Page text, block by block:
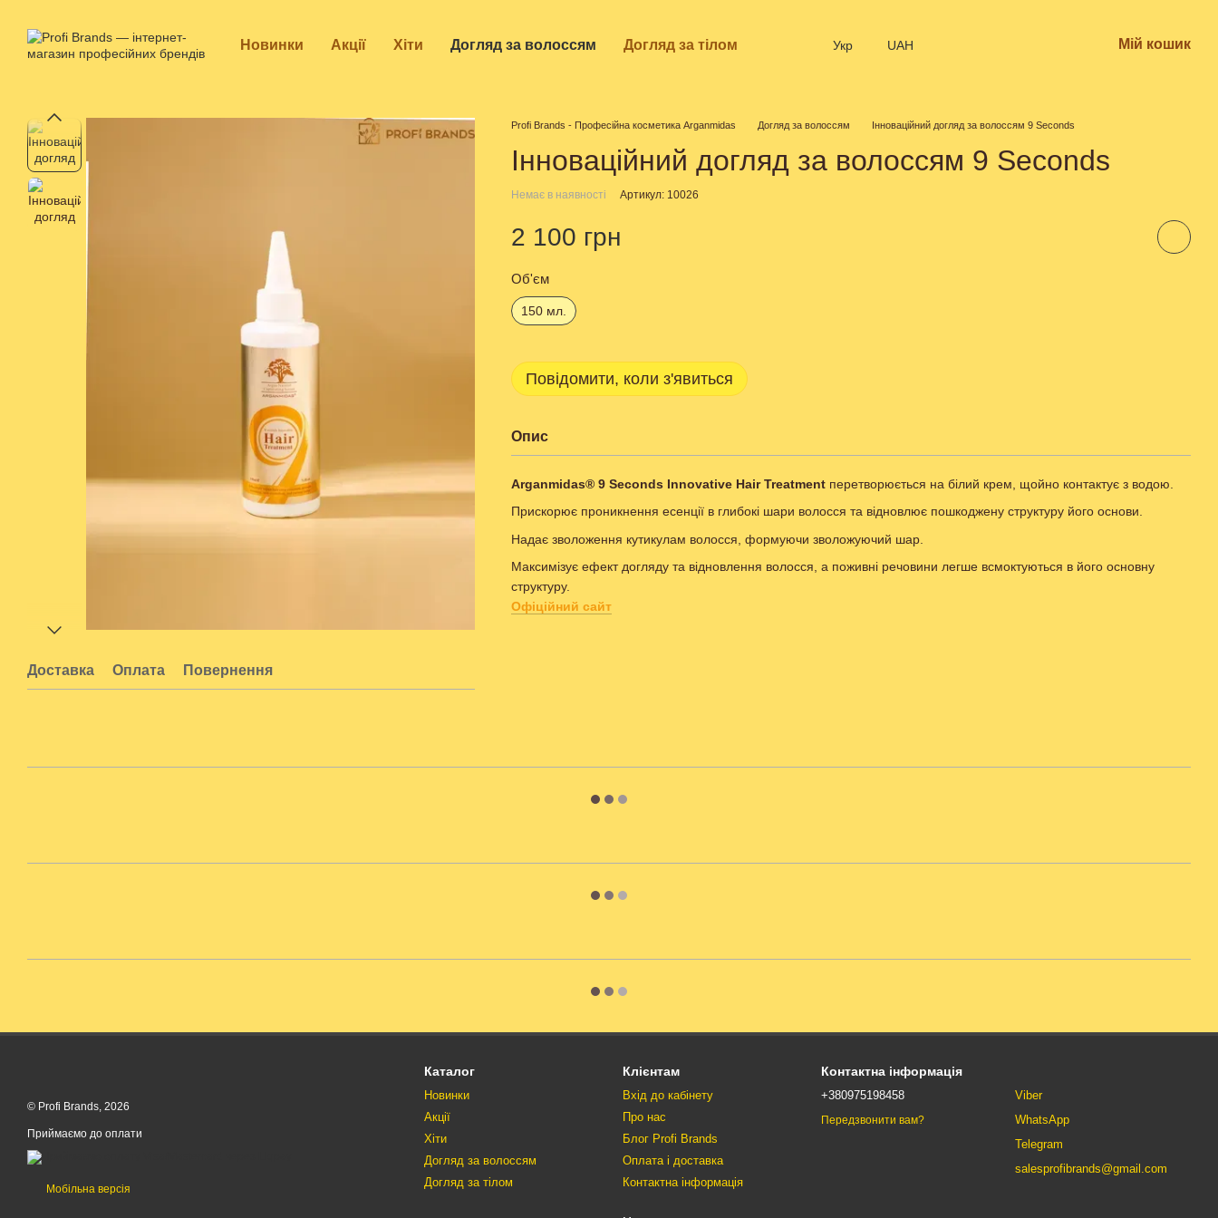
Новинки Акції Хіти Догляд за волоссям Догляд за тілом Укр UAH Мій кошик
Доставка Оплата Повернення
Profi Brands - Професійна косметика Arganmidas Догляд за волоссям Інноваційний догляд за волоссям 9 Seconds
Інноваційний догляд за волоссям 9 Seconds
Немає в наявності Артикул: 10026
2 100 грн
Об'єм
150 мл.
Повідомити, коли з'явиться
Опис
Arganmidas® 9 Seconds Innovative Hair Treatmentперетворюється на білий крем, щойно контактує з водою.
Прискорює проникнення есенції в глибокі шари волосся та відновлює пошкоджену структуру його основи.
Надає зволоження кутикулам волосся, формуючи зволожуючий шар.
Максимізує ефект догляду та відновлення волосся, а поживні речовини легше всмоктуються в його основну
структуру.
Офіційний сайт
© Profi Brands, 2026
Приймаємо до оплати
Мобільна версія
Каталог
Новинки
Акції
Хіти
Догляд за волоссям
Догляд за тілом
Клієнтам
Вхід до кабінету
Про нас
Блог Profi Brands
Оплата і доставка
Контактна інформація
Контактна інформація
+380975198458
Передзвонити вам?
Viber
WhatsApp
Telegram
salesprofibrands@gmail.com